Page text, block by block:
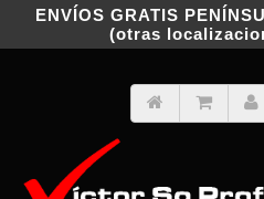
ENVÍOS GRATIS
(otras